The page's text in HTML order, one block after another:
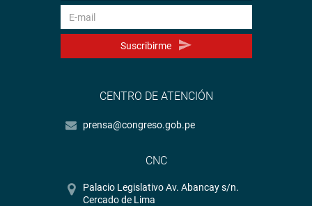
Suscribirme
CENTRO DE ATENCIÓN
prensa@congreso.gob.pe
CNC
Palacio Legislativo Av. Abancay s/n.
Cercado de Lima